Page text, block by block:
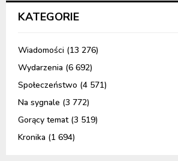
KATEGORIE
Wiadomości (13 276)
Wydarzenia (6 692)
Społeczeństwo (4 571)
Na sygnale (3 772)
Gorący temat(3 519)
Kronika (1 694)